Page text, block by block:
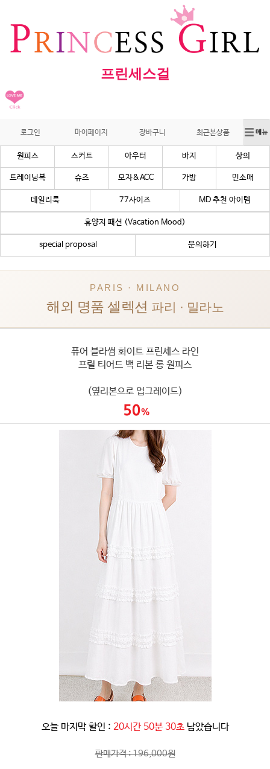
프린세스걸
로그인 마이페이지 장바구니 최근본상품
원피스 스커트 아우터 바지 상의
트레이닝복 슈즈 모자&ACC 가방 민소매
데일리룩 77사이즈 MD 추천 아이템
휴양지 패션 (Vacation Mood)
special proposal 문의하기
PARIS · MILANO
해외 명품 셀렉션 파리 · 밀라노
퓨어 블라썸 화이트 프린세스 라인
프릴 티어드 백 리본 롱 원피스
(옆리본으로 업그레이드)
오늘 마지막 할인 : 20시간 50분 28초 남았습니다
판매가격 : 196,000원